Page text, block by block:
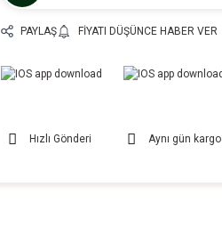
PAYLAŞ FIYATI DÜŞÜNCE HABER VER
Hızlı Gönderi Aynı gün kargo